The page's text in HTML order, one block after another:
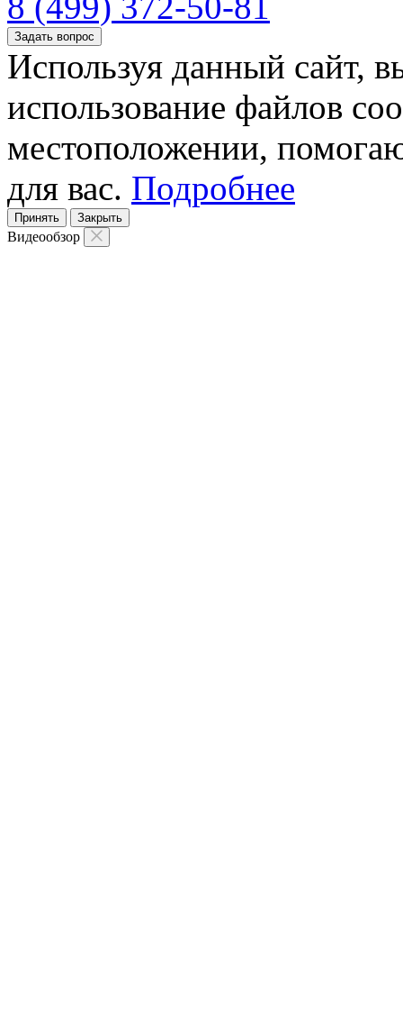
Задать вопрос
Используя данный сайт,
использование файлов
местоположении,
для вас. Подробнее
Принять Закрыть
Видеообзор